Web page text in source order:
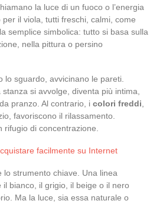
la luce di un fuoco o l’energia
il viola, tutti freschi, calmi, come
semplice simbolica: tutto si basa sulla
nella pittura o persino
lo sguardo, avvicinano le pareti.
si avvolge, diventa più intima,
pranzo. Al contrario, i colori freddi
favoriscono il rilassamento.
di concentrazione.
facilmente su Internet
lo strumento chiave. Una linea
il bianco, il grigio, il beige o il nero
Ma la luce, sia essa naturale o